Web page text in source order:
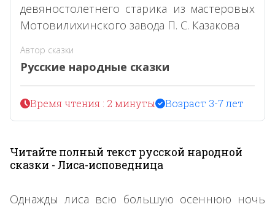
девяностолетнего старика из мастеровых
Мотовилихинского завода П. С. Казакова
Автор сказки
Русские народные сказки
Время чтения : 2 минуты Возраст 3-7 лет
Читайте полный текст русской народной
сказки - Лиса-исповедница
Однажды лиса всю большую осеннюю ночь